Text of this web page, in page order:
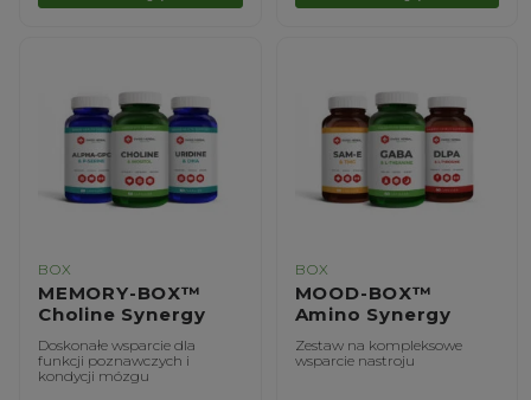
BOX
MEMORY-BOX™
Choline Synergy
Doskonałe wsparcie dla
funkcji poznawczych i
kondycji mózgu
BOX
MOOD-BOX™
Amino Synergy
Zestaw na kompleksowe
wsparcie nastroju